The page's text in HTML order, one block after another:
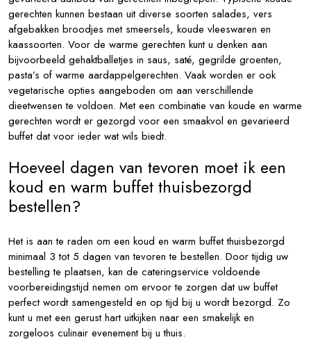
gerechten kunnen bestaan uit diverse soorten salades, vers
afgebakken broodjes met smeersels, koude vleeswaren en
kaassoorten. Voor de warme gerechten kunt u denken aan
bijvoorbeeld gehaktballetjes in saus, saté, gegrilde groenten,
pasta’s of warme aardappelgerechten. Vaak worden er ook
vegetarische opties aangeboden om aan verschillende
dieetwensen te voldoen. Met een combinatie van koude en warme
gerechten wordt er gezorgd voor een smaakvol en gevarieerd
buffet dat voor ieder wat wils biedt.
Hoeveel dagen van tevoren moet ik een
koud en warm buffet thuisbezorgd
bestellen?
Het is aan te raden om een koud en warm buffet thuisbezorgd
minimaal 3 tot 5 dagen van tevoren te bestellen. Door tijdig uw
bestelling te plaatsen, kan de cateringservice voldoende
voorbereidingstijd nemen om ervoor te zorgen dat uw buffet
perfect wordt samengesteld en op tijd bij u wordt bezorgd. Zo
kunt u met een gerust hart uitkijken naar een smakelijk en
zorgeloos culinair evenement bij u thuis.